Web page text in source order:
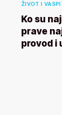
ŽIVOT I
Ko su
prave
provod i